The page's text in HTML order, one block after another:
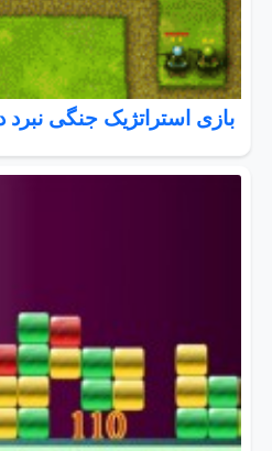
بازی استراتژیک جنگی نبرد